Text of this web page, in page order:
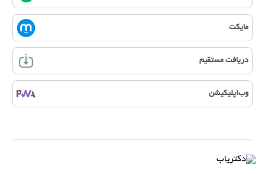
مایکت
دریافت مستقیم
وب‌اپلیکیشن